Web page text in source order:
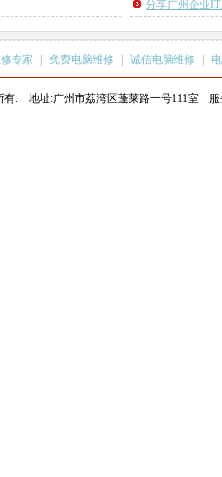
分享广州企业
专家 免费电脑维修 诚信电脑维修
有. 地址:广州市荔湾区蓬莱路一号111室 服